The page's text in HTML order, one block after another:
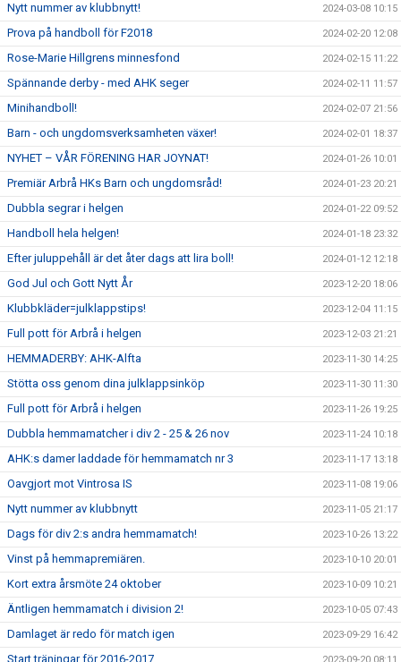
Nytt nummer av klubbnytt! 2024-03-08 10:15
Prova på handboll för F2018 2024-02-20 12:08
Rose-Marie Hillgrens minnesfond 2024-02-15 11:22
Spännande derby - med AHK seger 2024-02-11 11:57
Minihandboll! 2024-02-07 21:56
Barn - och ungdomsverksamheten växer! 2024-02-01 18:37
NYHET – VÅR FÖRENING HAR JOYNAT! 2024-01-26 10:01
Premiär Arbrå HKs Barn och ungdomsråd! 2024-01-23 20:21
Dubbla segrar i helgen 2024-01-22 09:52
Handboll hela helgen! 2024-01-18 23:32
Efter juluppehåll är det åter dags att lira boll! 2024-01-12 12:18
God Jul och Gott Nytt År 2023-12-20 18:06
Klubbkläder=julklappstips! 2023-12-04 11:15
Full pott för Arbrå i helgen 2023-12-03 21:21
HEMMADERBY: AHK-Alfta 2023-11-30 14:25
Stötta oss genom dina julklappsinköp 2023-11-30 11:30
Full pott för Arbrå i helgen 2023-11-26 19:25
Dubbla hemmamatcher i div 2 - 25 & 26 nov 2023-11-24 10:18
AHK:s damer laddade för hemmamatch nr 3 2023-11-17 13:18
Oavgjort mot Vintrosa IS 2023-11-08 19:06
Nytt nummer av klubbnytt 2023-11-05 21:17
Dags för div 2:s andra hemmamatch! 2023-10-26 13:22
Vinst på hemmapremiären. 2023-10-10 20:01
Kort extra årsmöte 24 oktober 2023-10-09 10:21
Äntligen hemmamatch i division 2! 2023-10-05 07:43
Damlaget är redo för match igen 2023-09-29 16:42
Start träningar för 2016-2017